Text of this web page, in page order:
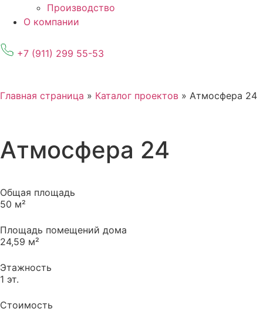
Производство
О компании
+7 (911) 299 55-53
Главная страница » Каталог проектов » Атмосфера 24
Атмосфера 24
Общая площадь
50 м²
Площадь помещений дома
24,59 м²
Этажность
1 эт.
Стоимость